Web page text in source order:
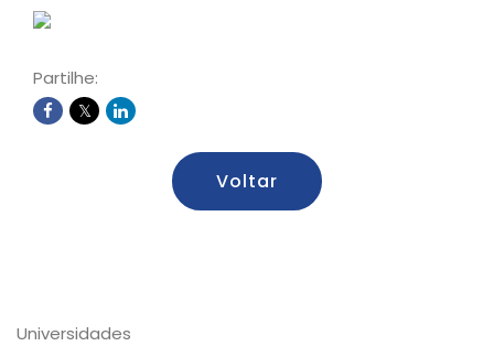
Partilhe:
Voltar
Universidades